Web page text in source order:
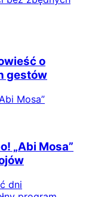
o
gestów
„Abi Mosa”